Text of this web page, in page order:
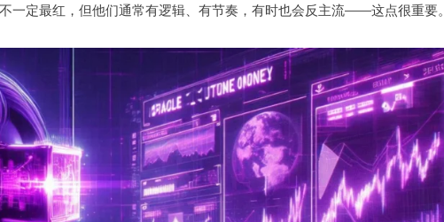
一定最红，但他们通常有逻辑、有节奏，有时也会反主流——这点很重要。